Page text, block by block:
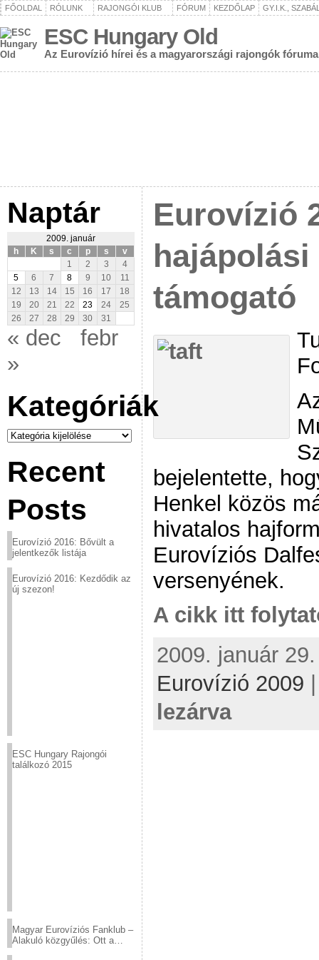
FŐOLDAL RÓLUNK RAJONGÓI KLUB FÓRUM KEZDŐLAP GY.I.K.,
ESC Hungary Old
Az Eurovízió hírei és a magyarországi rajongók fóruma
Naptár
2009. január
h
K s c p s
v
1
2 3
4
5
6 7 8 9 10
11
12
13 14 15 16 17
18
19
20 21 22 23 24
25
26
27 28 29 30 31
« dec
febr
»
Kategóriák
Kategóriák
Recent
Posts
Eurovízió 2016: Bővült a
jelentkezők listája
Eurovízió 2016: Kezdődik az
új szezon!
ESC Hungary Rajongói
találkozó 2015
Magyar Eurovíziós Fanklub –
Alakuló közgyűlés: Ott a
Eurovízió
támogató
bejelentette,
Henkel közös
hivatalos
Eurovíziós
versenyének.
A cikk itt
2009. január
Eurovízió 2009
lezárva